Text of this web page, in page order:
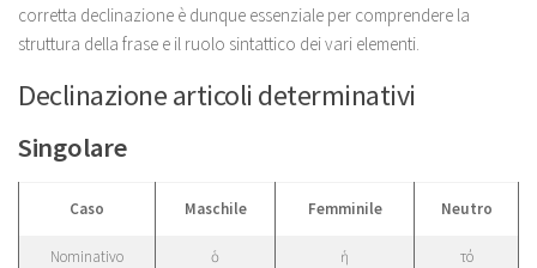
corretta declinazione è dunque essenziale per comprendere la
struttura della frase e il ruolo sintattico dei vari elementi.
Declinazione articoli determinativi
Singolare
Caso Maschile Femminile Neutro
Nominativo ὁ ἡ τό